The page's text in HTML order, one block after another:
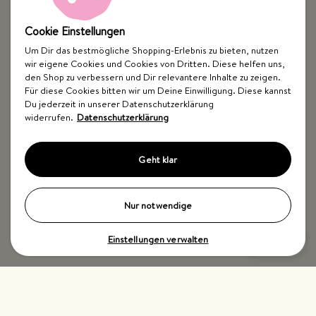
Top Kategorien
Just Spices
Impressum WiderrufsbelehrungDatenschutzBarrierefreiheit
Cookie Einstellungen
Um Dir das bestmögliche Shopping-Erlebnis zu bieten, nutzen
wir eigene Cookies und Cookies von Dritten. Diese helfen uns,
den Shop zu verbessern und Dir relevantere Inhalte zu zeigen.
Für diese Cookies bitten wir um Deine Einwilligung. Diese kannst
Du jederzeit in unserer Datenschutzerklärung
widerrufen. Datenschutzerklärung
Geht klar
Nur notwendige
Einstellungen verwalten